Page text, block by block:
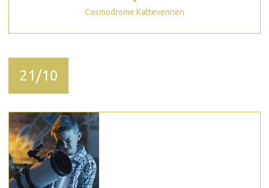
Cosmodrome Kattevennen
21/10